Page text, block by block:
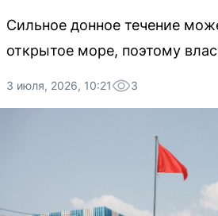
Сильное донное течение
открытое море, поэтому
3 июля, 2026, 10:21 3